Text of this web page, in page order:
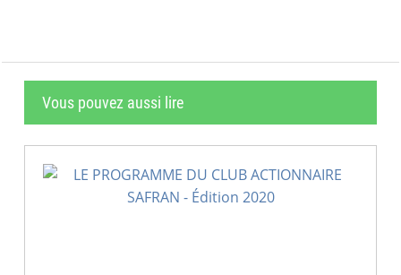
Vous pouvez aussi lire